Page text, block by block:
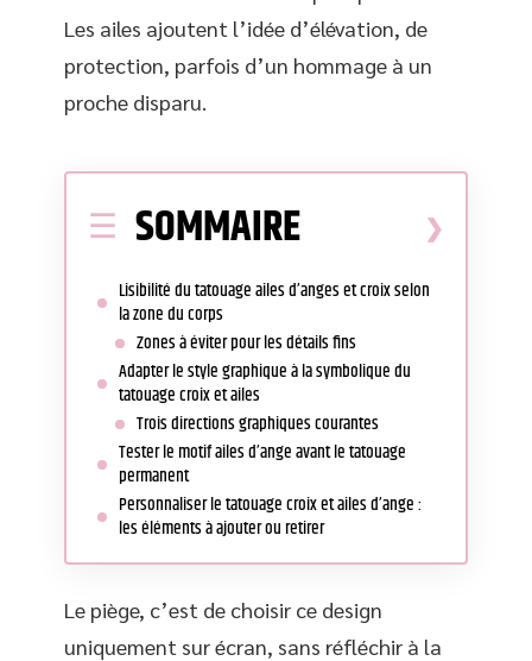
Les ailes ajoutent l’idée d’élévation, de
protection, parfois d’un hommage à un
proche disparu.
SOMMAIRE
Lisibilité du tatouage ailes d’anges et croix selon
la zone du corps
Zones à éviter pour les détails fins
Adapter le style graphique à la symbolique du
tatouage croix et ailes
Trois directions graphiques courantes
Tester le motif ailes d’ange avant le tatouage
permanent
Personnaliser le tatouage croix et ailes d’ange :
les éléments à ajouter ou retirer
Le piège, c’est de choisir ce design
uniquement sur écran, sans réfléchir à la